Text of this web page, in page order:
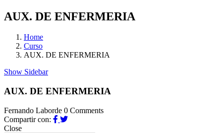
AUX. DE ENFERMERIA
Home
Curso
AUX. DE ENFERMERIA
Show Sidebar
AUX. DE ENFERMERIA
Fernando Laborde 0 Comments
Compartir con:
Close